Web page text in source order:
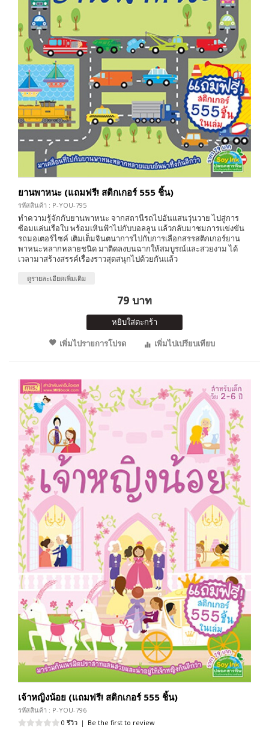
ยานพาหนะ (แถมฟรี! สติกเกอร์ 555 ชิ้น)
รหัสสินค้า : P-YOU-795
ทำความรู้จักกับยานพาหนะ จากสถานีรถไปอันแสนวุ่นวาย ไปสู่การ
ซ้อมแล่นเรือใบ พร้อมเหินฟ้าไปกับบอลลูน แล้วกลับมาชมการแข่งขัน
รถมอเตอร์ไซค์ เติมเต็มจินตนาการไปกับการเลือกสรรสติกเกอร์ยาน
พาหนะหลากหลายชนิด มาติดลงบนฉากให้สมบูรณ์และสวยงาม ได้
เวลามาสร้างสรรค์เรื่องราวสุดสนุกไปด้วยกันแล้ว
ดูรายละเอียดเพิ่มเติม
79 บาท
หยิบใส่ตะกร้า
เพิ่มไปรายการโปรด
เพิ่มไปเปรียบเทียบ
เจ้าหญิงน้อย (แถมฟรี! สติกเกอร์ 555 ชิ้น)
รหัสสินค้า : P-YOU-796
0 รีวิว | Be the first to review